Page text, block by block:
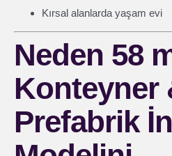
Kırsal alanlarda yaşam evi
Neden 58
Konteyner
Prefabrik